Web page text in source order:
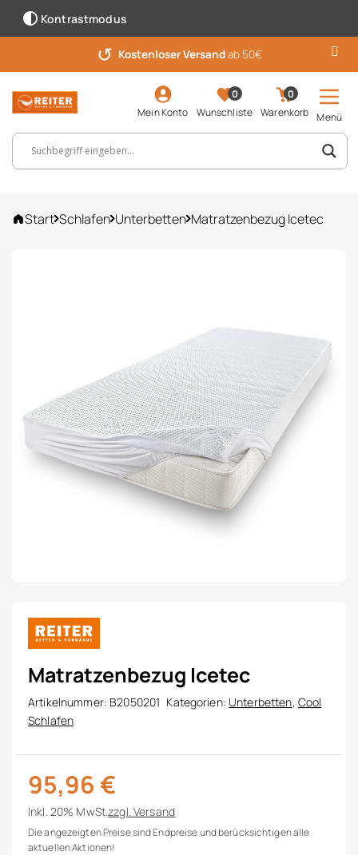
Kontrastmodus
↺ Kostenloser Versandab 50€
Mein Konto
0
Wunschliste
0
Warenkorb
Menü
Suchbegriff, Artikelnummer ...
Start Schlafen Unterbetten Matratzenbezug Icetec
Matratzenbezug Icetec
Artikelnummer: B2050201 Kategorien: Unterbetten, Cool
Schlafen
95,96 €
Inkl. 20% MwSt.zzgl.Versand
Die angezeigten Preise sind Endpreise und berücksichtigen alle
aktuellen Aktionen!